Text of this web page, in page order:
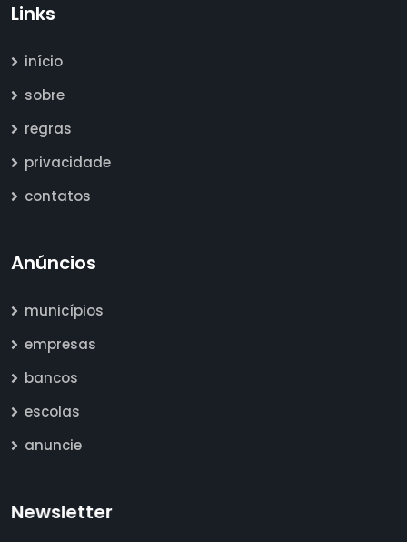
Links
início
sobre
regras
privacidade
contatos
Anúncios
municípios
empresas
bancos
escolas
anuncie
Newsletter